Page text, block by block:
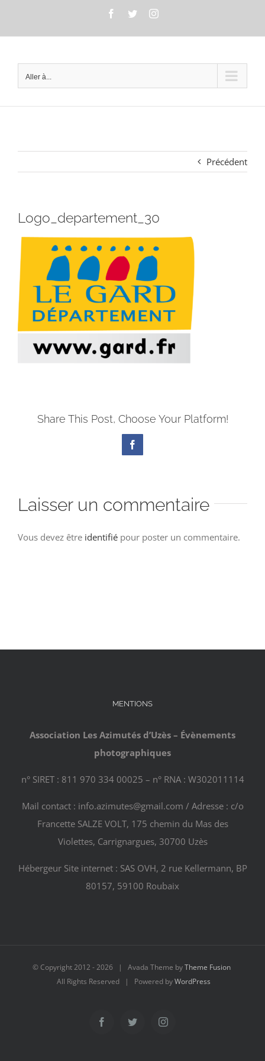
Facebook
TwitterInstagram
Aller à...
Précédent
Logo_departement_30
Share This Post, Choose Your Platform!
Facebook
Laisser un commentaire
Vous devez être identifié pour poster un commentaire.
MENTIONS
Association Les Azimutés d’Uzès – Évènements
photographiques
n° SIRET : 811 970 334 00025 – n° RNA : W302011114
Mail contact : info.azimutes@gmail.com / Adresse : c/o
Francette SALZE VOLT, 175 chemin du Mas des
Violettes, Carrignargues, 30700 Uzès
Hébergeur Site internet : SAS OVH, 2 rue Kellermann, BP
80157, 59100 Roubaix
© Copyright 2012 -2026 | Avada Theme byTheme Fusion
All Rights Reserved | Powered byWordPress
FacebookTwitter Instagram